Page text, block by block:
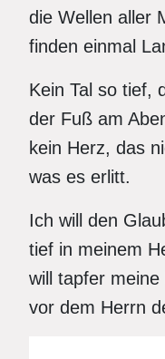
die Wellen aller
finden einmal
Kein Tal so tief,
der Fuß am
kein Herz, das
was es erlitt.
Ich will den
tief in meinem
will tapfer meine
vor dem Herrn